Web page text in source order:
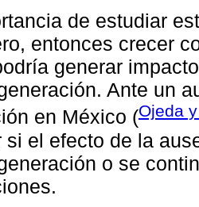
de estudiar
entonces crecer
generar
Ante un
en México (Ojeda
si el efecto de la
o se